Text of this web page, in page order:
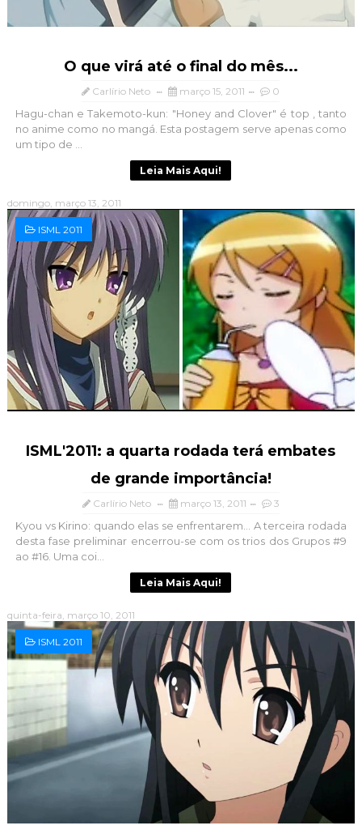
O que virá até o final do mês...
Carlírio Neto março 15, 2011 0
Hagu-chan e Takemoto-kun: "Honey and Clover" é top , tanto
no anime como no mangá. Esta postagem serve apenas como
um tipo de ...
Leia Mais Aqui!
domingo, março 13, 2011
ISML 2011
ISML'2011: a quarta rodada terá embates
de grande importância!
Carlírio Neto março 13, 2011 3
Kyou vs Kirino: quando elas se enfrentarem... A terceira rodada
desta fase preliminar encerrou-se com os trios dos Grupos #9
ao #16. Uma coi...
Leia Mais Aqui!
quinta-feira, março 10, 2011
ISML 2011